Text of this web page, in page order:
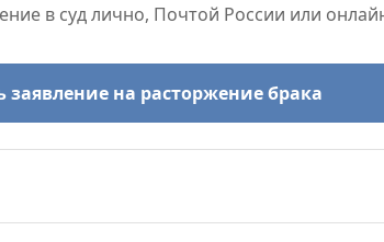
в суд лично, Почтой России или
заявление на расторжение брака